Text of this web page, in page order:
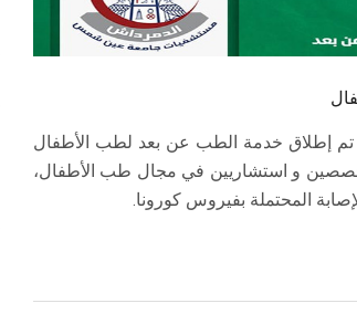
تم إطلاق خدمة الطب عن بعد لطب الأطفال
من خلال أطباء متخصصين و استشاريين في مجال طب الأطفال،
المحتملة بفيروس كورونا.